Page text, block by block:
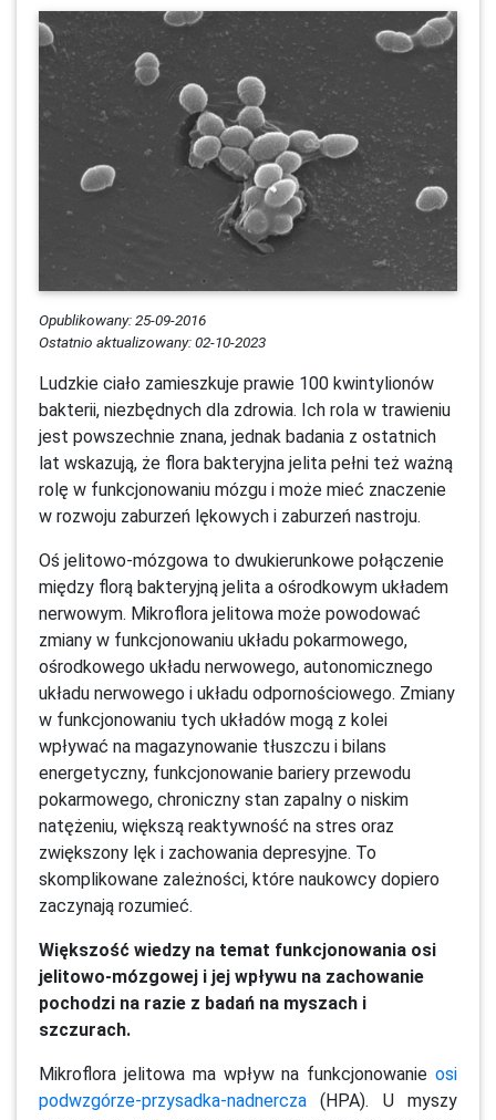
Opublikowany: 25-09-2016
Ostatnio aktualizowany: 02-10-2023
Ludzkie ciało zamieszkuje prawie 100 kwintylionów
bakterii, niezbędnych dla zdrowia. Ich rola w trawieniu
jest powszechnie znana, jednak badania z ostatnich
lat wskazują, że flora bakteryjna jelita pełni też ważną
rolę w funkcjonowaniu mózgu i może mieć znaczenie
w rozwoju zaburzeń lękowych i zaburzeń nastroju.
Oś jelitowo-mózgowa to dwukierunkowe połączenie
między florą bakteryjną jelita a ośrodkowym układem
nerwowym. Mikroflora jelitowa może powodować
zmiany w funkcjonowaniu układu pokarmowego,
ośrodkowego układu nerwowego, autonomicznego
układu nerwowego i układu odpornościowego. Zmiany
w funkcjonowaniu tych układów mogą z kolei
wpływać na magazynowanie tłuszczu i bilans
energetyczny, funkcjonowanie bariery przewodu
pokarmowego, chroniczny stan zapalny o niskim
natężeniu, większą reaktywność na stres oraz
zwiększony lęk i zachowania depresyjne. To
skomplikowane zależności, które naukowcy dopiero
zaczynają rozumieć.
Większość wiedzy na temat funkcjonowania osi
jelitowo-mózgowej i jej wpływu na zachowanie
pochodzi na razie z badań na myszach i
szczurach.
Mikroflora jelitowa ma wpływ na funkcjonowanie osi
podwzgórze-przysadka-nadnercza (HPA). U myszy